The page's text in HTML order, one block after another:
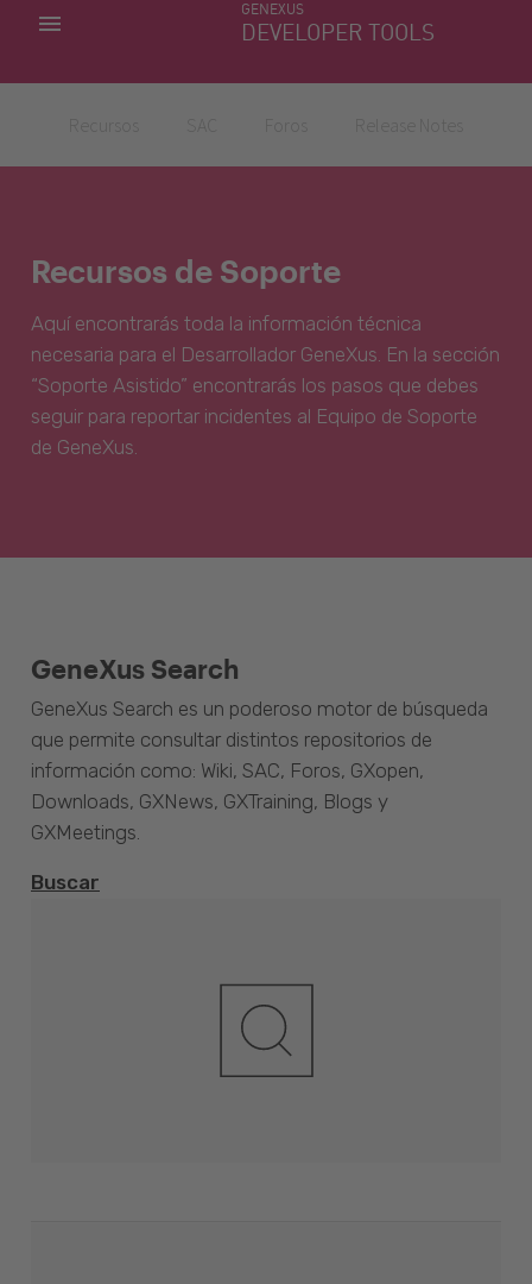
GENEXUS
DEVELOPER TOOLS
MIS APLICACIONES
Recursos de Soporte
Aquí encontrarás toda la información técnica
necesaria para el Desarrollador GeneXus. En la sección
“Soporte Asistido” encontrarás los pasos que debes
seguir para reportar incidentes al Equipo de Soporte
de GeneXus.
GeneXus Search
GeneXus Search es un poderoso motor de búsqueda
que permite consultar distintos repositorios de
información como: Wiki, SAC, Foros, GXopen,
Downloads, GXNews, GXTraining, Blogs y
GXMeetings.
Buscar